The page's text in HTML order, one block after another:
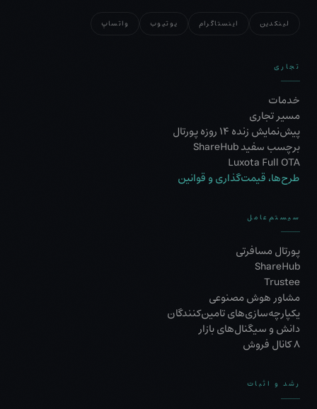
لینکدین اینستاگرام یوتیوب واتساپ
تجاری
خدمات
مسیر تجاری
پیش‌نمایش زنده ۱۴ روزه پورتال
برچسب سفید ShareHub
Luxota Full OTA
طرح‌ها، قیمت‌گذاری و قوانین
سیستم‌عامل
پورتال مسافرتی
ShareHub
Trustee
مشاور هوش مصنوعی
یکپارچه‌سازی‌های تامین‌کنندگان
دانش و سیگنال‌های بازار
۸ کانال فروش
رشد و اثبات